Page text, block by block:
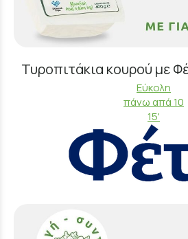
Τυροπιτάκια κουρού με
Εύκολη
πάνω απά 10
15'